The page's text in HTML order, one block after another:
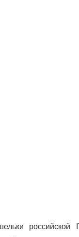
российской